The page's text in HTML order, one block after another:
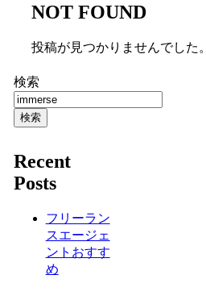
NOT FOUND
投稿が見つかりませんでした。
検索
検索
Recent
Posts
フリーラン
スエージェ
ントおすす
め